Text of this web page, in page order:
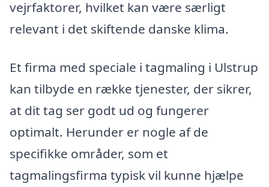
vejrfaktorer, hvilket kan være særligt
relevant i det skiftende danske klima.
Et firma med speciale i tagmaling i Ulstrup
kan tilbyde en række tjenester, der sikrer,
at dit tag ser godt ud og fungerer
optimalt. Herunder er nogle af de
specifikke områder, som et
tagmalingsfirma typisk vil kunne hjælpe